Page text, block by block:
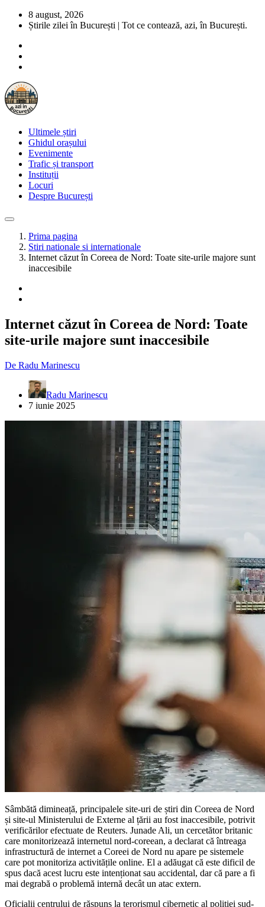
8 august, 2026
Știrile zilei în București | Tot ce contează, azi, în București.
Ultimele știri
Ghidul orașului
Evenimente
Trafic și transport
Instituții
Locuri
Despre București
Prima pagina
Stiri nationale si internationale
Internet căzut în Coreea de Nord: Toate site-urile majore sunt
inaccesibile
Internet căzut în Coreea de Nord: Toate
site-urile majore sunt inaccesibile
De Radu Marinescu
Radu Marinescu
7 iunie 2025
Sâmbătă dimineață, principalele site-uri de știri din Coreea de Nord
și site-ul Ministerului de Externe al țării au fost inaccesibile, potrivit
verificărilor efectuate de Reuters. Junade Ali, un cercetător britanic
care monitorizează internetul nord-coreean, a declarat că întreaga
infrastructură de internet a Coreei de Nord nu apare pe sistemele
care pot monitoriza activitățile online. El a adăugat că este dificil de
spus dacă acest lucru este intenționat sau accidental, dar că pare a fi
mai degrabă o problemă internă decât un atac extern.
Oficialii centrului de răspuns la terorismul cibernetic al poliției sud-